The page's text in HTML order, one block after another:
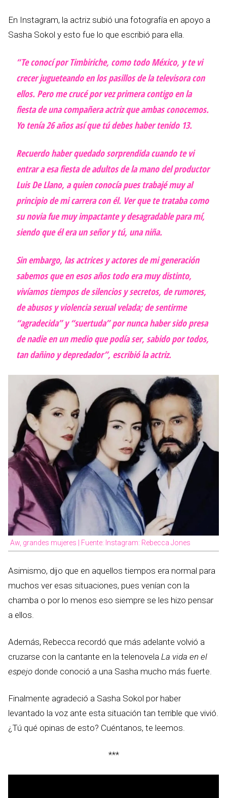
En Instagram, la actriz subió una fotografía en apoyo a
Sasha Sokol y esto fue lo que escribió para ella.
“Te conocí por Timbiriche, como todo México, y te vi
crecer jugueteando en los pasillos de la televisora con
ellos. Pero me crucé por vez primera contigo en la
fiesta de una compañera actriz que ambas conocemos.
Yo tenía 26 años así que tú debes haber tenido 13.
Recuerdo haber quedado sorprendida cuando te vi
entrar a esa fiesta de adultos de la mano del productor
Luis De Llano, a quien conocía pues trabajé muy al
principio de mi carrera con él. Ver que te trataba como
su novia fue muy impactante y desagradable para mí,
siendo que él era un señor y tú, una niña.
Sin embargo, las actrices y actores de mi generación
sabemos que en esos años todo era muy distinto,
vivíamos tiempos de silencios y secretos, de rumores,
de abusos y violencia sexual velada; de sentirme
“agradecida” y “suertuda” por nunca haber sido presa
de nadie en un medio que podía ser, sabido por todos,
tan dañino y depredador”, escribió la actriz.
Aw, grandes mujeres | Fuente: Instagram: Rebecca Jones
Asimismo, dijo que en aquellos tiempos era normal para
muchos ver esas situaciones, pues venían con la
chamba o por lo menos eso siempre se les hizo pensar
a ellos.
Además, Rebecca recordó que más adelante volvió a
cruzarse con la cantante en la telenovela La vida en el
espejo donde conoció a una Sasha mucho más fuerte.
Finalmente agradeció a Sasha Sokol por haber
levantado la voz ante esta situación tan terrible que vivió.
¿Tú qué opinas de esto? Cuéntanos, te leemos.
***